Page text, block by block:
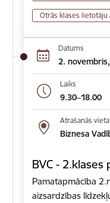
Otrās klases lietotāju
Datums
2.
Laiks
9.30–18.00
Atrašanās vieta
Biznesa
BVC - 2.klases
Pamatapmācība
aizsardzības